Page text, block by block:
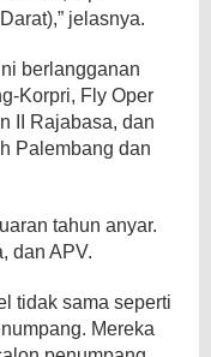
jelasnya.
berlangganan
Korpri, Fly Oper
II Rajabasa, dan
Palembang dan
tahun anyar.
dan APV.
tidak sama seperti
Mereka